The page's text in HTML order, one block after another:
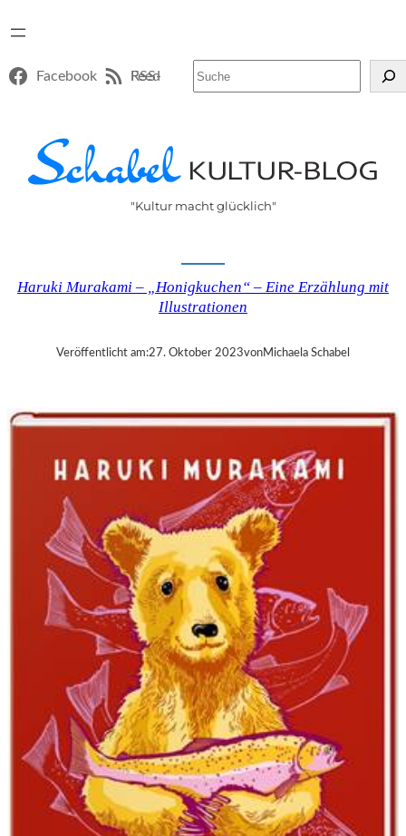
Facebook RSS-Feed
"Kultur macht glücklich"
Haruki Murakami – „Honigkuchen“ – Eine Erzählung mit
Illustrationen
Veröffentlicht am:27. Oktober 2023vonMichaela Schabel